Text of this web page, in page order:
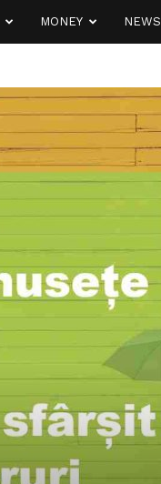
MONEY NEWS